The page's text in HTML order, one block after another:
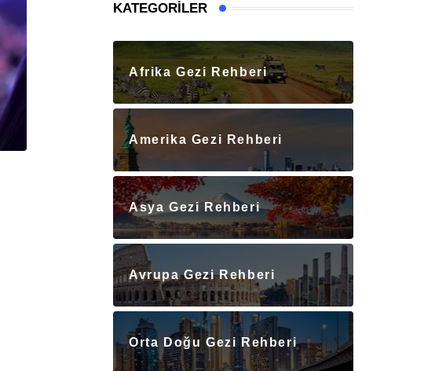
KATEGORILER
Afrika Gezi Rehberi
Amerika Gezi Rehberi
Asya Gezi Rehberi
Avrupa Gezi Rehberi
Orta Doğu Gezi Rehberi